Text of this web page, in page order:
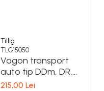
Tillig
TLG15050
Vagon transport
auto tip DDm, DR,
Ep.IV, TT Tillig 15050
215,00 Lei